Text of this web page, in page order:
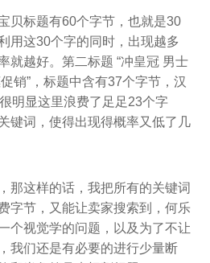
贝标题有60个字节，也就是30
用这30个字的同时，出现越多
就越好。第二标题 “冲皇冠 男士
销”，标题中含有37个字节，汉
明显这里浪费了足足23个字
键词，使得出现得概率又低了几
那这样的话，我把所有的关键词
字节，又能让卖家搜索到，何乐
个视觉学的问题，以及为了不让
我们还是有必要的进行少量断